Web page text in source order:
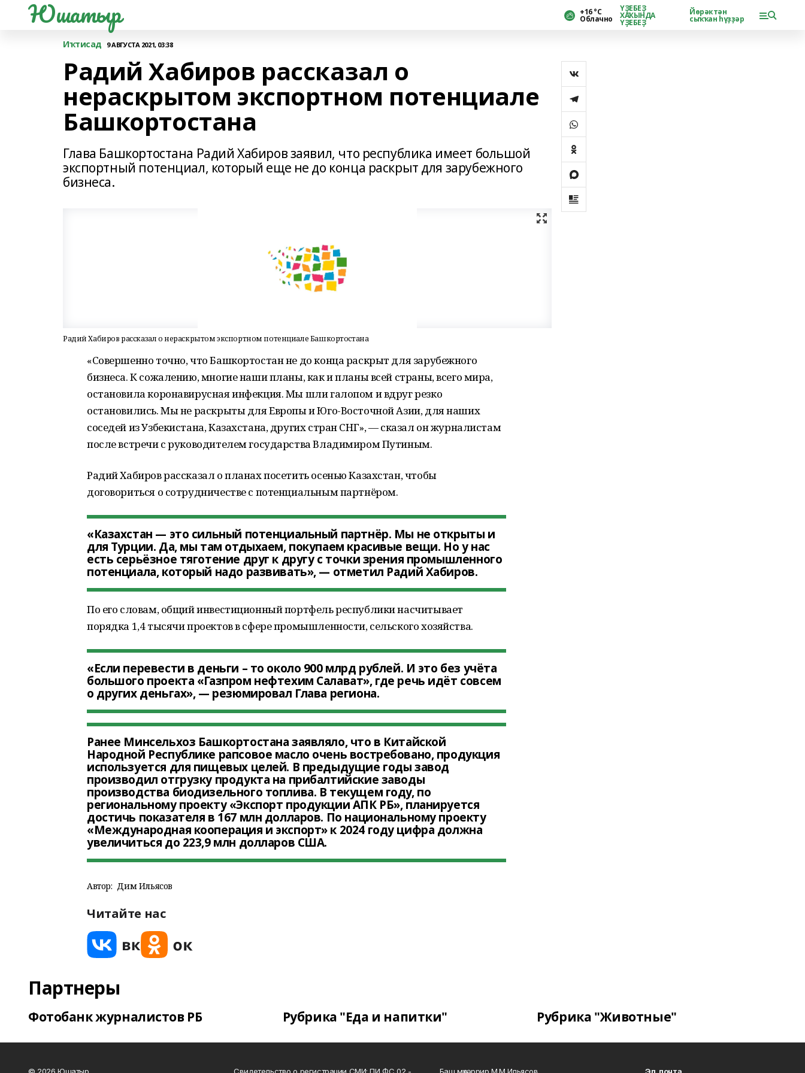
Юшатыр +16 °С
Облачно
ҮҘЕБЕҘ
ХАҠЫНДА
ҮҘЕБЕҘ
Йөрәктән
сыҡҡан һүҙҙәр
Иҡтисад 9 АВГУСТА 2021, 03:38
Радий Хабиров рассказал о
нераскрытом экспортном потенциале
Башкортостана
Глава Башкортостана Радий Хабиров заявил, что республика имеет большой
экспортный потенциал, который еще не до конца раскрыт для зарубежного
бизнеса.
Радий Хабиров рассказал о нераскрытом экспортном потенциале Башкортостана
«Совершенно точно, что Башкортостан не до конца раскрыт для зарубежного
бизнеса. К сожалению, многие наши планы, как и планы всей страны, всего мира,
остановила коронавирусная инфекция. Мы шли галопом и вдруг резко
остановились. Мы не раскрыты для Европы и Юго-Восточной Азии, для наших
соседей из Узбекистана, Казахстана, других стран СНГ», — сказал он журналистам
после встречи с руководителем государства Владимиром Путиным.
Радий Хабиров рассказал о планах посетить осенью Казахстан, чтобы
договориться о сотрудничестве с потенциальным партнёром.
«Казахстан — это сильный потенциальный партнёр. Мы не открыты и
для Турции. Да, мы там отдыхаем, покупаем красивые вещи. Но у нас
есть серьёзное тяготение друг к другу с точки зрения промышленного
потенциала, который надо развивать», — отметил Радий Хабиров.
По его словам, общий инвестиционный портфель республики насчитывает
порядка 1,4 тысячи проектов в сфере промышленности, сельского хозяйства.
«Если перевести в деньги – то около 900 млрд рублей. И это без учёта
большого проекта «Газпром нефтехим Салават», где речь идёт совсем
о других деньгах», — резюмировал Глава региона.
Ранее Минсельхоз Башкортостана заявляло, что в Китайской
Народной Республике рапсовое масло очень востребовано, продукция
используется для пищевых целей. В предыдущие годы завод
производил отгрузку продукта на прибалтийские заводы
производства биодизельного топлива. В текущем году, по
региональному проекту «Экспорт продукции АПК РБ», планируется
достичь показателя в 167 млн долларов. По национальному проекту
«Международная кооперация и экспорт» к 2024 году цифра должна
увеличиться до 223,9 млн долларов США.
Автор: Дим Ильясов
Читайте нас
Партнеры
Фотобанк журналистов РБ Рубрика "Еда и напитки" Рубрика "Животные"